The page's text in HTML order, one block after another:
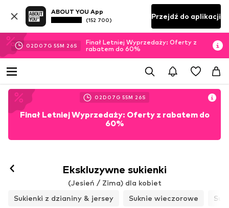
ABOUT YOU App
(152 700) Przejdź do aplikacji
02D 07 G 55M 24S
Finał Letniej Wyprzedaży: Oferty z
rabatem do 60%
02D 07 G 55M 24S
Finał Letniej Wyprzedaży: Oferty z rabatem do
60%
Ekskluzywne sukienki
(Jesień / Zima) dla kobiet
Sukienki z dzianiny & jersey
Suknie wieczorowe